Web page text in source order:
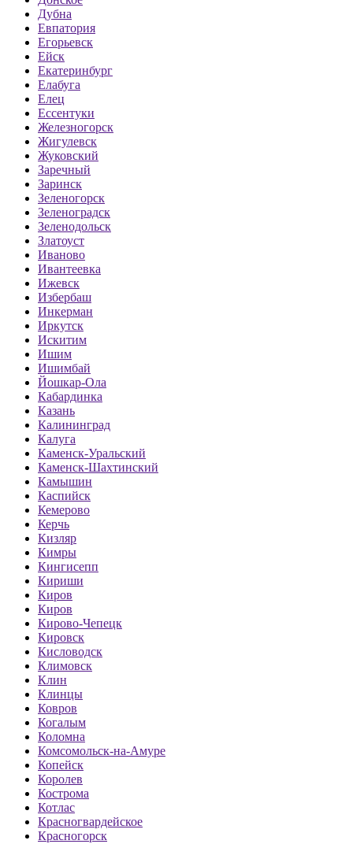
Дубна
Евпатория
Егорьевск
Ейск
Екатеринбург
Елабуга
Елец
Ессентуки
Железногорск
Жигулевск
Жуковский
Заречный
Заринск
Зеленогорск
Зеленоградск
Зеленодольск
Златоуст
Иваново
Ивантеевка
Ижевск
Избербаш
Инкерман
Иркутск
Искитим
Ишим
Ишимбай
Йошкар-Ола
Кабардинка
Казань
Калининград
Калуга
Каменск-Уральский
Каменск-Шахтинский
Камышин
Каспийск
Кемерово
Керчь
Кизляр
Кимры
Кингисепп
Кириши
Киров
Киров
Кирово-Чепецк
Кировск
Кисловодск
Климовск
Клин
Клинцы
Ковров
Когалым
Коломна
Комсомольск-на-Амуре
Копейск
Королев
Кострома
Котлас
Красногвардейское
Красногорск